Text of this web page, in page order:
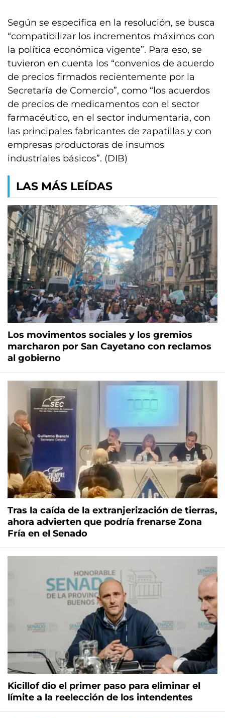
Según se especifica en la resolución, se busca
“compatibilizar los incrementos máximos con
la política económica vigente”. Para eso, se
tuvieron en cuenta los “convenios de acuerdo
de precios firmados recientemente por la
Secretaría de Comercio”, como “los acuerdos
de precios de medicamentos con el sector
farmacéutico, en el sector indumentaria, con
las principales fabricantes de zapatillas y con
empresas productoras de insumos
industriales básicos”. (DIB)
LAS MÁS LEÍDAS
Los movimentos sociales y los gremios
marcharon por San Cayetano con reclamos
al gobierno
Tras la caída de la extranjerización de tierras,
ahora advierten que podría frenarse Zona
Fría en el Senado
Kicillof dio el primer paso para eliminar el
límite a la reelección de los intendentes